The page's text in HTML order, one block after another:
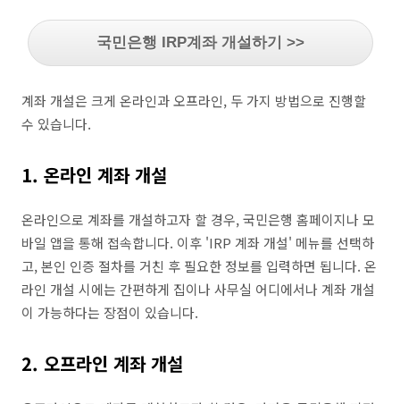
국민은행 IRP계좌 개설하기 >>
계좌 개설은 크게 온라인과 오프라인, 두 가지 방법으로 진행할
수 있습니다.
1. 온라인 계좌 개설
온라인으로 계좌를 개설하고자 할 경우, 국민은행 홈페이지나 모
바일 앱을 통해 접속합니다. 이후 'IRP 계좌 개설' 메뉴를 선택하
고, 본인 인증 절차를 거친 후 필요한 정보를 입력하면 됩니다. 온
라인 개설 시에는 간편하게 집이나 사무실 어디에서나 계좌 개설
이 가능하다는 장점이 있습니다.
2. 오프라인 계좌 개설